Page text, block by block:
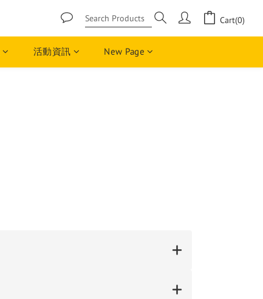
Cart(0)
活動資訊 New Page